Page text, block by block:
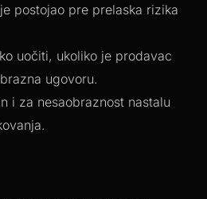
postojao pre prelaska rizika
uočiti, ukoliko je prodavac
ugovoru.
i za nesaobraznost nastalu